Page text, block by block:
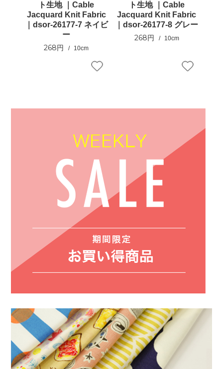
ト生地 ｜Cable
Jacquard Knit Fabric
｜dsor-26177-7 ネイビ
ー
268円 10cm
ト生地 ｜Cable
Jacquard Knit Fabric
｜dsor-26177-8 グレー
268円 10cm